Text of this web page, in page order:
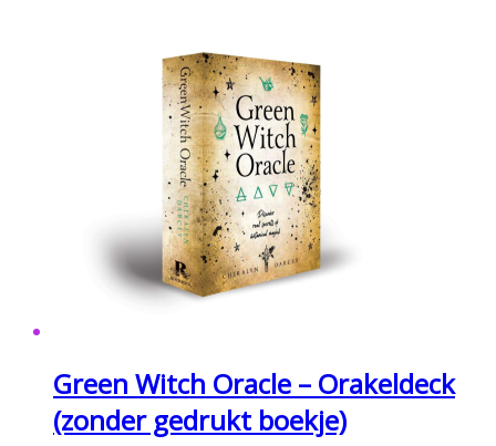
Green Witch Oracle – Orakeldeck
(zonder gedrukt boekje)